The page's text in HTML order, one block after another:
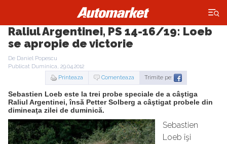
×
Raliul Argentinei, PS 14-16/19: Loeb
se apropie de victorie
De Daniel Popescu
Publicat Duminica, 29.04.2012
Printeaza
Comenteaza Trimite pe:
Sebastien Loeb este la trei probe speciale de a câştiga
Raliul Argentinei, însă Petter Solberg a câştigat probele din
dimineaţa zilei de duminică.
Sebastien
Loeb îşi